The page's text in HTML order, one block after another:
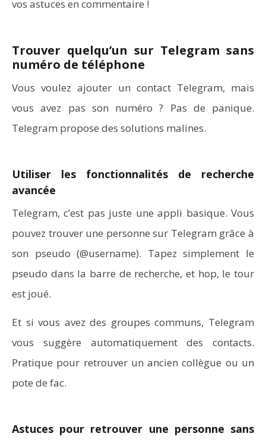
vos astuces en commentaire !
Trouver quelqu’un sur Telegram sans
numéro de téléphone
Vous voulez ajouter un contact Telegram, mais
vous avez pas son numéro ? Pas de panique.
Telegram propose des solutions malines.
Utiliser les fonctionnalités de recherche
avancée
Telegram, c’est pas juste une appli basique. Vous
pouvez trouver une personne sur Telegram grâce à
son pseudo (@username). Tapez simplement le
pseudo dans la barre de recherche, et hop, le tour
est joué.
Et si vous avez des groupes communs, Telegram
vous suggère automatiquement des contacts.
Pratique pour retrouver un ancien collègue ou un
pote de fac.
Astuces pour retrouver une personne sans